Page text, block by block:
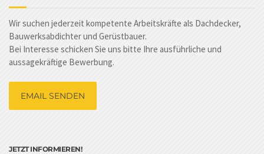
Wir suchen jederzeit kompetente Arbeitskräfte als Dachdecker,
Bauwerksabdichter und Gerüstbauer.
Bei Interesse schicken Sie uns bitte Ihre ausführliche und
aussagekräftige Bewerbung.
EMAIL SENDEN
JETZT INFORMIEREN!